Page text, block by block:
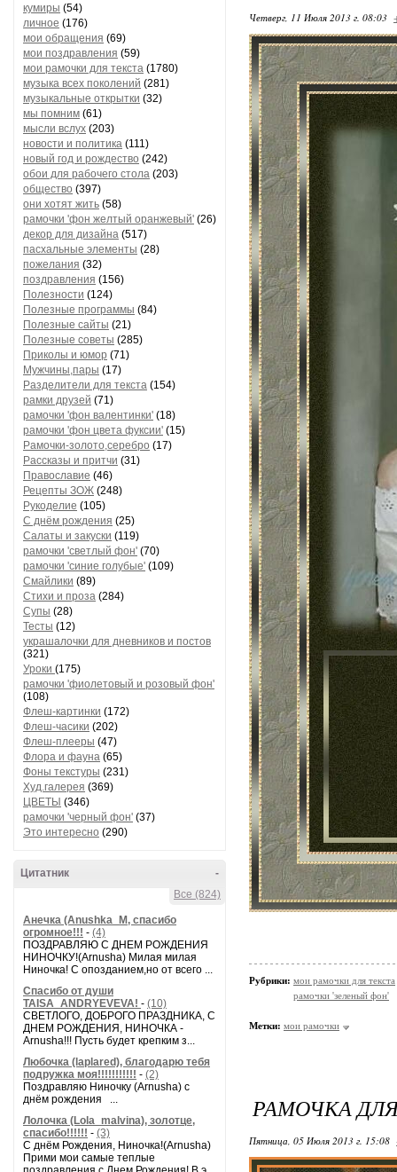
кумиры (54)
личное (176)
мои обращения (69)
мои поздравления (59)
мои рамочки для текста (1780)
музыка всех поколений (281)
музыкальные открытки (32)
мы помним (61)
мысли вслух (203)
новости и политика (111)
новый год и рождество (242)
обои для рабочего стола (203)
общество (397)
они хотят жить (58)
рамочки 'фон желтый оранжевый' (26)
декор для дизайна (517)
пасхальные элементы (28)
пожелания (32)
поздравления (156)
Полезности (124)
Полезные программы (84)
Полезные сайты (21)
Полезные советы (285)
Приколы и юмор (71)
Мужчины,пары (17)
Разделители для текста (154)
рамки друзей (71)
рамочки 'фон валентинки' (18)
рамочки 'фон цвета фуксии' (15)
Рамочки-золото,серебро (17)
Рассказы и притчи (31)
Православие (46)
Рецепты ЗОЖ (248)
Рукоделие (105)
С днём рождения (25)
Салаты и закуски (119)
рамочки 'светлый фон' (70)
рамочки 'синие голубые' (109)
Смайлики (89)
Стихи и проза (284)
Супы (28)
Тесты (12)
украшалочки для дневников и постов
(321)
Уроки (175)
рамочки 'фиолетовый и розовый фон'
(108)
Флеш-картинки (172)
Флеш-часики (202)
Флеш-плееры (47)
Флора и фауна (65)
Фоны текстуры (231)
Худ.галерея (369)
ЦВЕТЫ (346)
рамочки 'черный фон' (37)
Это интересно (290)
-
Цитатник
Все (824)
Анечка (Anushka_M, спасибо
огромное!!! - (4)
ПОЗДРАВЛЯЮ С ДНЕМ РОЖДЕНИЯ
НИНОЧКУ!(Arnusha) Милая милая
Ниночка! С опозданием,но от всего ...
Спасибо от души
TAISA_ANDRYEVEVA! - (10)
СВЕТЛОГО, ДОБРОГО ПРАЗДНИКА, С
ДНЕМ РОЖДЕНИЯ, НИНОЧКА -
Arnusha!!! Пусть будет крепким з...
Любочка (laplared), благодарю тебя
подружка моя!!!!!!!!!!! - (2)
Поздравляю Ниночку (Arnusha) с
днём рождения ...
Лолочка (Lola_malvina), золотце,
спасибо!!!!!! - (3)
С днём Рождения, Ниночка!(Аrnusha)
Прими мои самые теплые
Четверг, 11 Июля 2013 г. 08:03
Рубрики: мои рамочки для текста
рамочки 'зеленый фон'
Метки: мои рамочки
РАМОЧКА
Пятница, 05 Июля 2013 г. 15:08